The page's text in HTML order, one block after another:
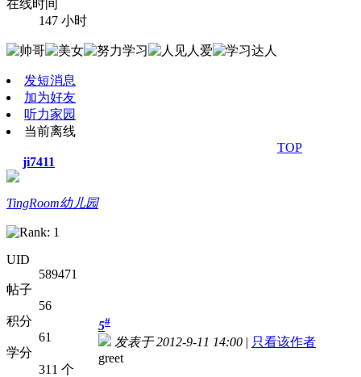
在线时间
147 小时
发短消息
加为好友
听力家园
当前离线
TOP
ji7411
TingRoom幼儿园
UID
589471
帖子
56
积分
61
学分
311 个
5#
发表于 2012-9-11 14:00 | 只看该作者
greet